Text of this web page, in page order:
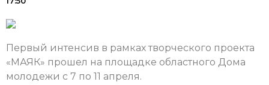
Первый интенсив в рамках творческого проекта
«МАЯК» прошел на площадке областного Дома
молодежи с 7 по 11 апреля.